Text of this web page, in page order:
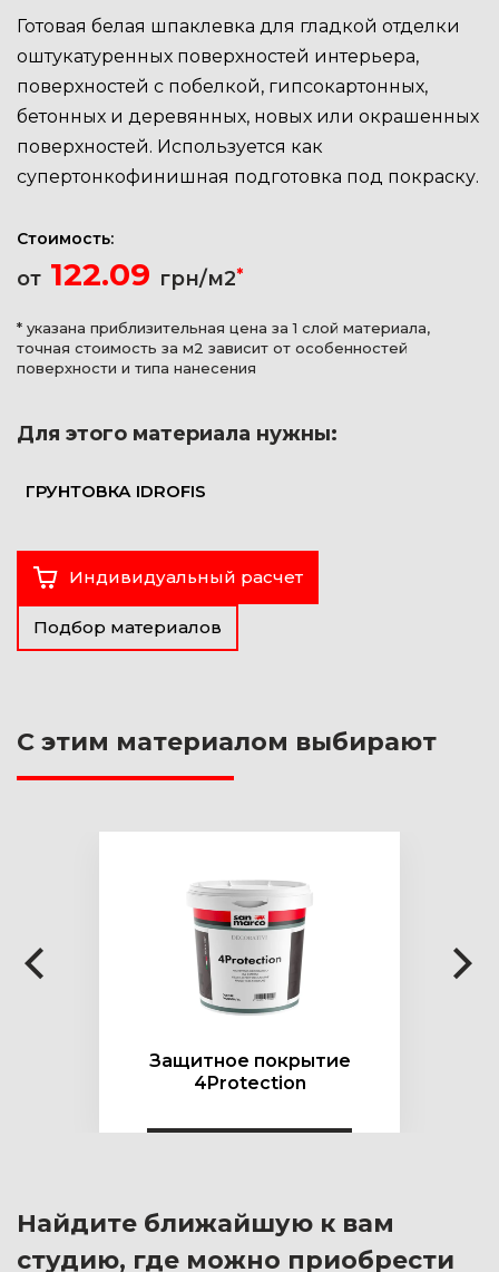
Готовая белая шпаклевка для гладкой отделки
оштукатуренных поверхностей интерьера,
поверхностей с побелкой, гипсокартонных,
бетонных и деревянных, новых или окрашенных
поверхностей. Используется как
супертонкофинишная подготовка под покраску.
Стоимость:
от 122.09 грн/м2*
* указана приблизительная цена за 1 слой материала,
точная стоимость за м2 зависит от особенностей
поверхности и типа нанесения
Для этого материала нужны:
ГРУНТОВКА IDROFIS
Индивидуальный расчет
Подбор материалов
С этим материалом выбирают
Защитное покрытие
4Protection
Найдите ближайшую к вам
студию, где можно приобрести